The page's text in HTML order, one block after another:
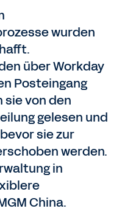
wurden
über Workday
Posteingang
von den
gelesen und
sie zur
werden.
in
China.